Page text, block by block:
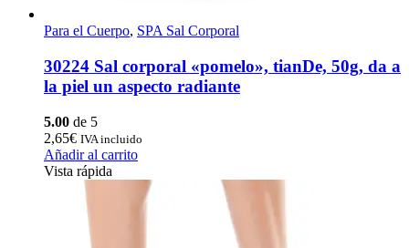
Para el Cuerpo, SPA Sal Corporal
30224 Sal corporal «pomelo», tianDe, 50g, da a
la piel un aspecto radiante
5.00 de 5
2,65€ IVA incluido
Añadir al carrito
Vista rápida